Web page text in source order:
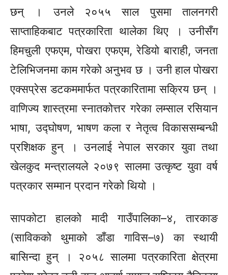
छन् । उनले २०५५ साल पुसमातालनगरी
साप्ताहिकबाट पत्रकारिता थालेका थिए । उनीसँग
हिमचुली एफएम, पोखरा एफएम, रेडियो बाराही, जनता
टेलिभिजनमा काम गरेको अनुभव छ । उनी हाल पोखरा
एक्सप्रेस डटकममार्फत पत्रकारितामा सक्रिय छन् ।
वाणिज्य शास्त्रमा स्नातकोत्तर गरेका लम्सालरसियान
भाषा, उद्‍घोषण, भाषण कला र नेतृत्व विकाससम्बन्धी
प्रशिक्षक हुन् । उनलाई नेपाल सरकार युवा तथा
खेलकुद मन्त्रालयले २०७९ सालमा उत्कृष्ट युवा वर्ष
पत्रकार सम्मान प्रदान गरेको थियो ।
सापकोटा हालको मादीगाउँपालिका–४,
तारकाङ
(साविककोथुमाको डाँडागाविस–७) का स्थायी
बासिन्दा हुन् । २०५८ सालमा पत्रकारिता क्षेत्रमा